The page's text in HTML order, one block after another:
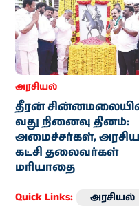
அரசியல்
தீரன் சின்னமலையின்
வது நினைவு தினம்:
அமைச்சர்கள்,
கட்சி தலைவர்கள்
மரியாதை
Quick Links: அரசியல்